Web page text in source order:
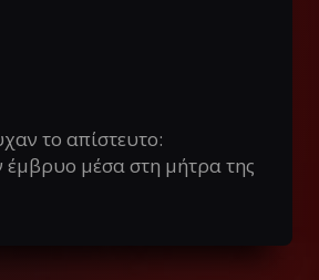
το απίστευτο:
έμβρυο μέσα στη μήτρα της